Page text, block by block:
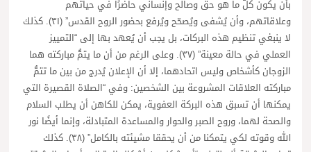
بأن يكون كلَّ ما هو حق وصالح وإنساني حاضرًا في حياتهم
وعلاقاتهم، وأن يُشفى ويُصحّح ويُرفع بحضور الروح القدس” (٣١). كذلك
لا ينبغي تنظيم هذه البركات، بل يجب أن يُعهد بها إلى “التمييز
العملي في حالة معينة” (٣٧). وعلى الرغم من أن ما يتمُّ مباركته هما
الزوجان كأشخاص وليس اتحادهما، إلا أن الإعلان يُدرج من بين ما تتمُّ
مباركته العلاقات المشروعة بين الشخصين: وفي “الصلاة القصيرة التي
يمكنها أن تسبق هذه البركة العفوية، يمكن للكاهن أن يطلب السلام
والصحة لهما، وروح الصبر والحوار والمساعدة المتبادلة، وإنما أيضًا نور
الله وقوته لكي يتمكنا من أن يحققا مشيئته بالكامل” (٣٨). كذلك